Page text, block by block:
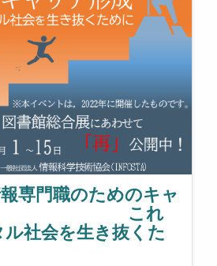
専門職のためのキャ
成 これ
社会を生き抜くた